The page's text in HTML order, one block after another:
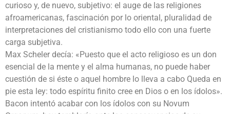
curioso y, de nuevo, subjetivo: el auge de las religiones
afroamericanas, fascinación por lo oriental, pluralidad de
interpretaciones del cristianismo todo ello con una fuerte
carga subjetiva.
Max Scheler decía: «Puesto que el acto religioso es un don
esencial de la mente y el alma humanas, no puede haber
cuestión de si éste o aquel hombre lo lleva a cabo Queda en
pie esta ley: todo espíritu finito cree en Dios o en los ídolos».
Bacon intentó acabar con los ídolos con su Novum